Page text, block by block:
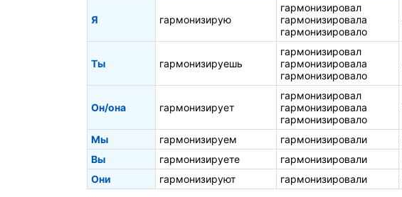
Я гармонизирую
гармонизировал
гармонизировала
гармонизировало
Ты гармонизируешь
гармонизировал
гармонизировала
гармонизировало
Он/она гармонизирует
гармонизировал
гармонизировала
гармонизировало
Мы гармонизируем гармонизировали
Вы
гармонизируете гармонизировали
Они
гармонизируют гармонизировали